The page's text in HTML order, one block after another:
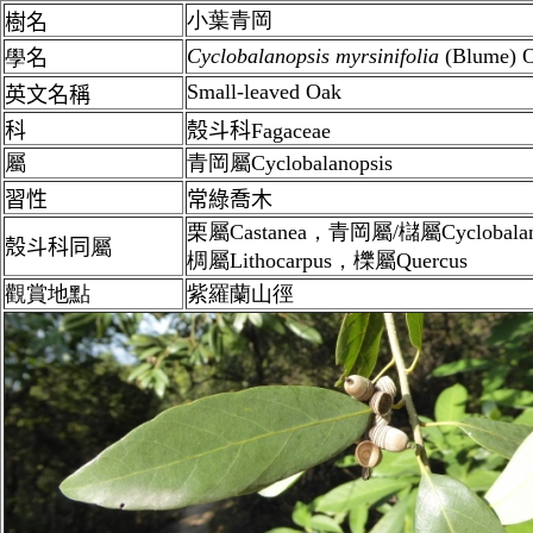
樹名
小葉青岡
學名 Cyclobalanopsis myrsinifolia (Blume)
英文名稱
Small-leaved Oak
科
殼斗科Fagaceae
屬
青岡屬Cyclobalanopsis
習性
常綠喬木
殼斗科同 屬
栗屬Castanea，青岡屬/櫧屬
椆屬Lithocarpus，櫟屬Quercus
觀賞地點
紫羅蘭山徑